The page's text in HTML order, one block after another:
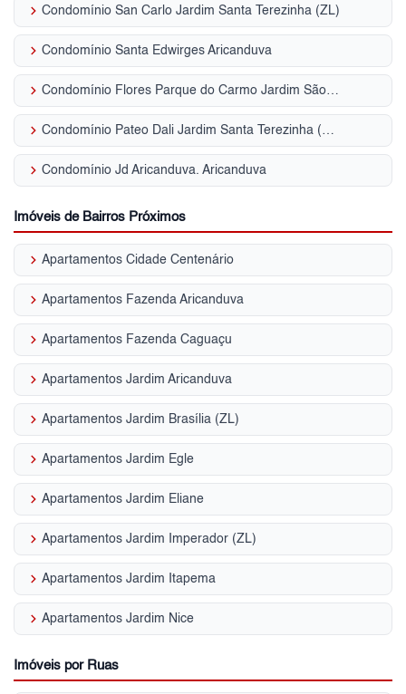
keyboard_arrow_right Condomínio San Carlo Jardim Santa Terezinha (ZL)
keyboard_arrow_right Condomínio Santa Edwirges Aricanduva
keyboard_arrow_right Condomínio Flores Parque do Carmo Jardim São Cristóvão
keyboard_arrow_right Condomínio Pateo Dali Jardim Santa Terezinha (ZL)
keyboard_arrow_right Condomínio Jd Aricanduva. Aricanduva
Imóveis de Bairros Próximos
keyboard_arrow_right Apartamentos Cidade Centenário
keyboard_arrow_right Apartamentos Fazenda Aricanduva
keyboard_arrow_right Apartamentos Fazenda Caguaçu
keyboard_arrow_right Apartamentos Jardim Aricanduva
keyboard_arrow_right Apartamentos Jardim Brasília (ZL)
keyboard_arrow_right Apartamentos Jardim Egle
keyboard_arrow_right Apartamentos Jardim Eliane
keyboard_arrow_right Apartamentos Jardim Imperador (ZL)
keyboard_arrow_right Apartamentos Jardim Itapema
keyboard_arrow_right Apartamentos Jardim Nice
Imóveis por Ruas